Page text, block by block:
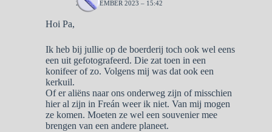
21 NOVEMBER 2023 – 15:42
Hoi Pa,
Ik heb bij jullie op de boerderij toch ook wel eens
een uit gefotografeerd. Die zat toen in een
konifeer of zo. Volgens mij was dat ook een
kerkuil.
Of er aliëns naar ons onderweg zijn of misschien
hier al zijn in Freán weer ik niet. Van mij mogen
ze komen. Moeten ze wel een souvenier mee
brengen van een andere planeet.